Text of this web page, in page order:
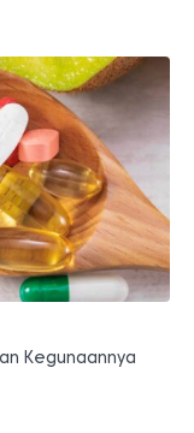
Kegunaannya